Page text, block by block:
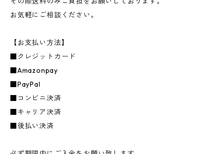
お気軽にご相談ください。
【お支払い方法】
■クレジットカード
■Amazonpay
■PayPal
■コンビニ決済
■キャリア決済
■後払い決済